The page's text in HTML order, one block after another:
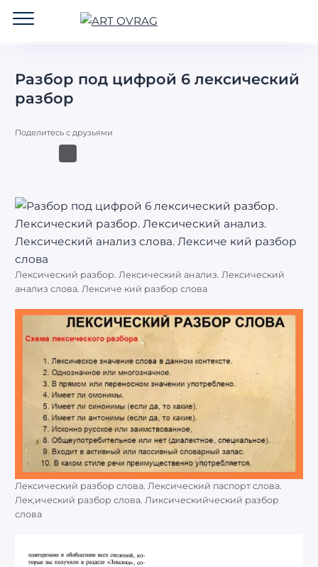
Разбор под цифрой 6 лексический
разбор
Поделитесь с друзьями
Лексический разбор. Лексический анализ. Лексический
анализ слова. Лексиче кий разбор слова
Лексический разбор слова. Лексический паспорт слова.
Лек,ический разбор слова. Ликсическийческий разбор
слова